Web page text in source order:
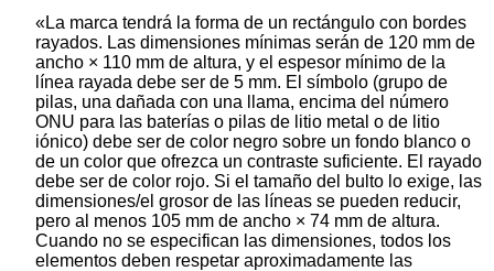
«La marca tendrá la forma de un rectángulo con bordes
rayados. Las dimensiones mínimas serán de 120 mm de
ancho × 110 mm de altura, y el espesor mínimo de la
línea rayada debe ser de 5 mm. El símbolo (grupo de
pilas, una dañada con una llama, encima del número
ONU para las baterías o pilas de litio metal o de litio
iónico) debe ser de color negro sobre un fondo blanco o
de un color que ofrezca un contraste suficiente. El rayado
debe ser de color rojo. Si el tamaño del bulto lo exige, las
dimensiones/el grosor de las líneas se pueden reducir,
pero al menos 105 mm de ancho × 74 mm de altura.
Cuando no se especifican las dimensiones, todos los
elementos deben respetar aproximadamente las